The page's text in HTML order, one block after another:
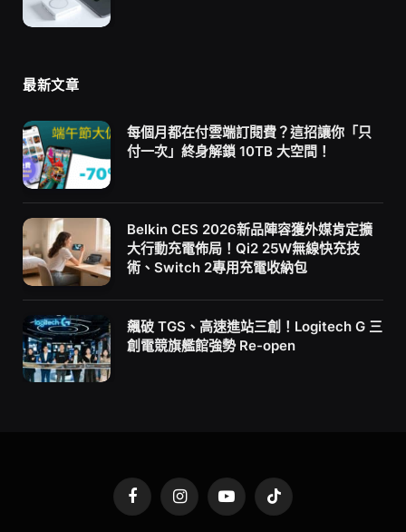
最新文章
每個月都在付雲端訂閱費？這招讓你「只
付一次」終身解鎖 10TB 大空間！
Belkin CES 2026新品陣容獲外媒肯定擴
大行動充電佈局！Qi2 25W無線快充技
術、Switch 2專用充電收納包
飆破 TGS、高速進站三創！Logitech G 三
創電競旗艦館強勢 Re-open
FacebookInstagramYouTubeTikTok